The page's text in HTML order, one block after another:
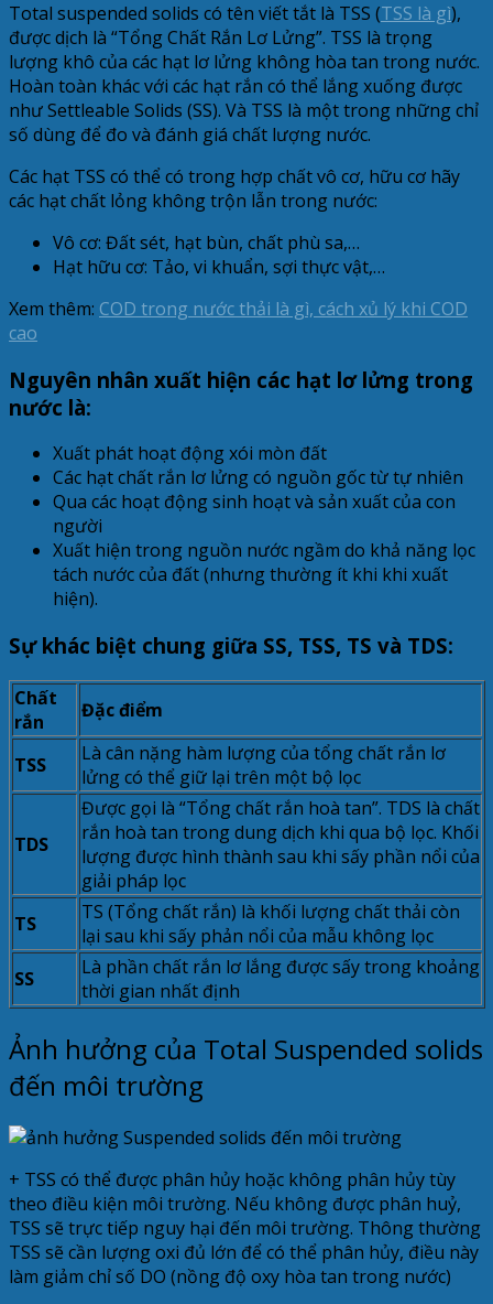
Total suspended solids có tên viết tắt là TSS (TSS là gì),
được dịch là “Tổng Chất Rắn Lơ Lửng”. TSS là trọng
lượng khô của các hạt lơ lửng không hòa tan trong nước.
Hoàn toàn khác với các hạt rắn có thể lắng xuống được
như Settleable Solids (SS). Và TSS là một trong những chỉ
số dùng để đo và đánh giá chất lượng nước.
Các hạt TSS có thể có trong hợp chất vô cơ, hữu cơ hãy
các hạt chất lỏng không trộn lẫn trong nước:
Vô cơ: Đất sét, hạt bùn, chất phù sa,…
Hạt hữu cơ: Tảo, vi khuẩn, sợi thực vật,…
Xem thêm: COD trong nước thải là gì, cách xủ lý khi COD
cao
Nguyên nhân xuất hiện các hạt lơ lửng trong
nước là:
Xuất phát hoạt động xói mòn đất
Các hạt chất rắn lơ lửng có nguồn gốc từ tự nhiên
Qua các hoạt động sinh hoạt và sản xuất của con
người
Xuất hiện trong nguồn nước ngầm do khả năng lọc
tách nước của đất (nhưng thường ít khi khi xuất
hiện).
Sự khác biệt chung giữa SS, TSS, TS và TDS:
Chất
rắn
Đặc điểm
TSS
Là cân nặng hàm lượng của tổng chất rắn lơ
lửng có thể giữ lại trên một bộ lọc
TDS
Được gọi là “Tổng chất rắn hoà tan”. TDS là chất
rắn hoà tan trong dung dịch khi qua bộ lọc. Khối
lượng được hình thành sau khi sấy phần nổi của
giải pháp lọc
TS
TS (Tổng chất rắn) là khối lượng chất thải còn
lại sau khi sấy phản nổi của mẫu không lọc
SS
Là phần chất rắn lơ lắng được sấy trong khoảng
thời gian nhất định
Ảnh hưởng của Total Suspended solids
đến môi trường
+ TSS có thể được phân hủy hoặc không phân hủy tùy
theo điều kiện môi trường. Nếu không được phân huỷ,
TSS sẽ trực tiếp nguy hại đến môi trường. Thông thường
TSS sẽ cần lượng oxi đủ lớn để có thể phân hủy, điều này
làm giảm chỉ số DO (nồng độ oxy hòa tan trong nước)